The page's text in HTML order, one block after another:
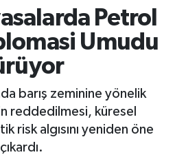
Petrol
Umudu
barış zeminine yönelik
reddedilmesi, küresel
risk algısını yeniden öne
çıkardı.
ve Fikstür